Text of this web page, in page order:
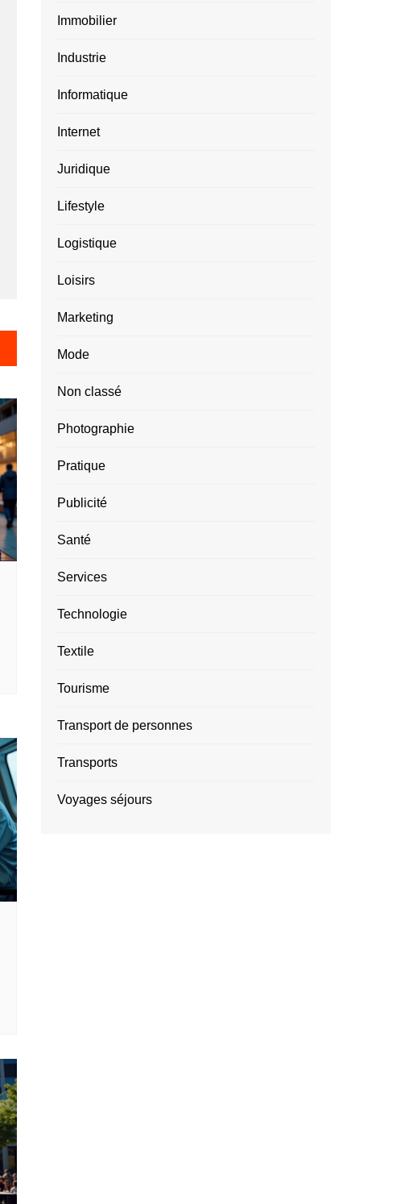
Immobilier
Industrie
Informatique
Internet
Juridique
Lifestyle
Logistique
Loisirs
Marketing
Mode
Non classé
Photographie
Pratique
Publicité
Santé
Services
Technologie
Textile
Tourisme
Transport de personnes
Transports
Voyages séjours